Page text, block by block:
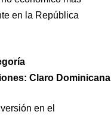
en la República
Claro Dominicana
en el